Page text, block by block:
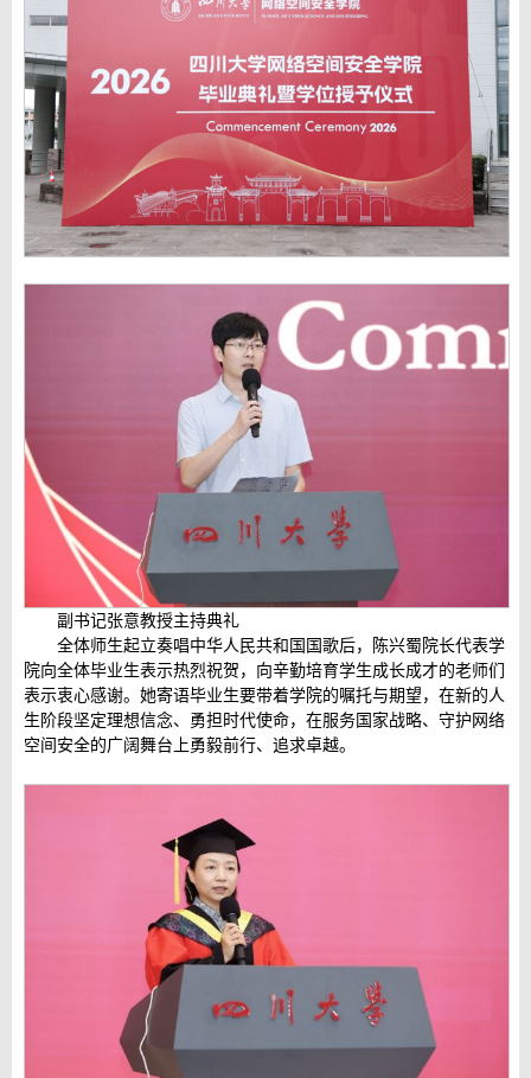
副书记张意教授主持典礼
全体师生起立奏唱中华人民共和国国歌后，陈兴蜀院长代表学
院向全体毕业生表示热烈祝贺，向辛勤培育学生成长成才的老师们
表示衷心感谢。她寄语毕业生要带着学院的嘱托与期望，在新的人
生阶段坚定理想信念、勇担时代使命，在服务国家战略、守护网络
空间安全的广阔舞台上勇毅前行、追求卓越。